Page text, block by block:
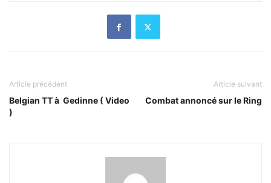
Article précédent
Belgian TT à Gedinne ( Video
)
Article suivant
Combat annoncé sur le Ring